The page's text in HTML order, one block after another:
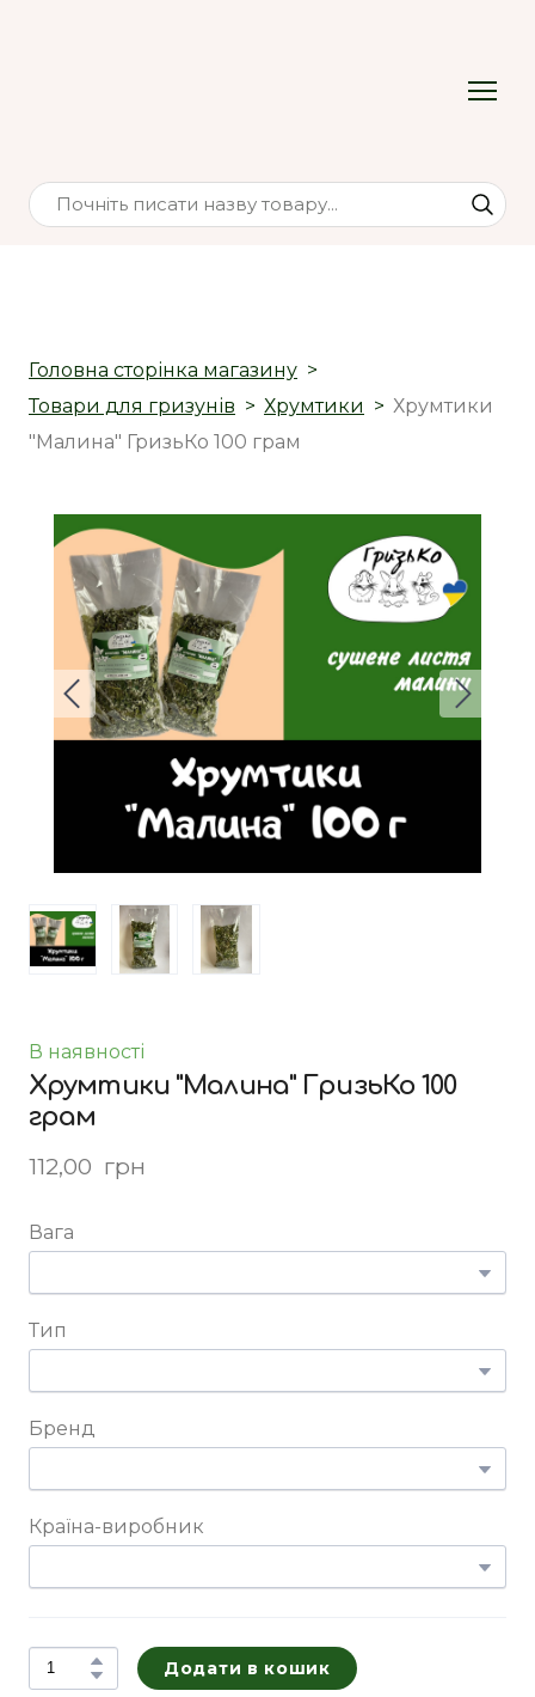
Головна сторінка магазину
Товари для гризунів
Хрумтики
Хрумтики
"Малина" ГризьКо 100 грам
В наявності
Хрумтики "Малина" ГризьКо 100
грам
112,00  грн
Вага
Тип
Бренд
Країна-виробник
Додати в кошик